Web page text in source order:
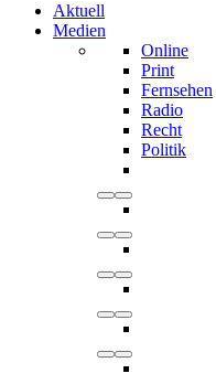
Aktuell
Medien
Online
Print
Fernsehen
Radio
Recht
Politik